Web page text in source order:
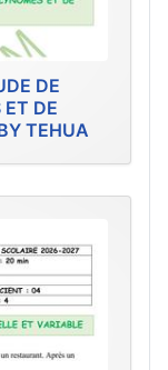
DE
ET DE
TEHUA